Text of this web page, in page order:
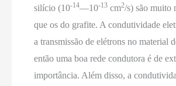
silício (10-14—10-13 cm2/s) são muito
que os do grafite. A condutividade
a transmissão de elétrons no material
então uma boa rede condutora é de
importância. Além disso, a